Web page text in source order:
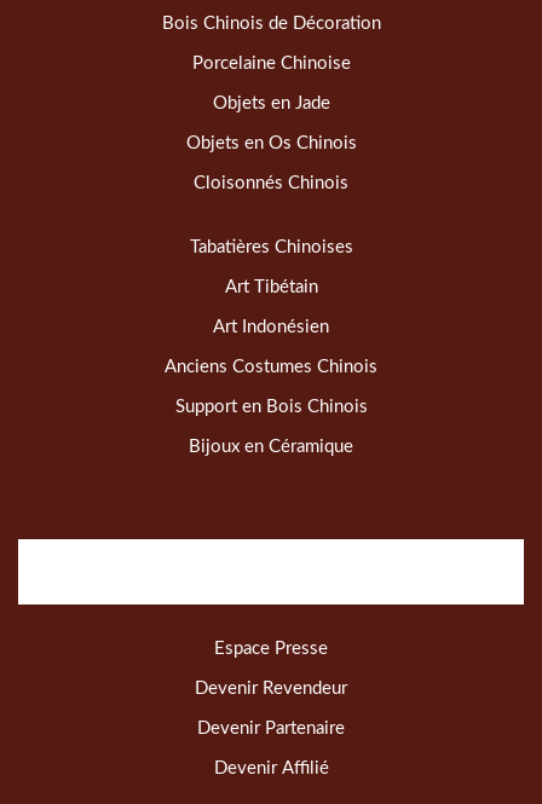
Bois Chinois de Décoration
Porcelaine Chinoise
Objets en Jade
Objets en Os Chinois
Cloisonnés Chinois
Tabatières Chinoises
Art Tibétain
Art Indonésien
Anciens Costumes Chinois
Support en Bois Chinois
Bijoux en Céramique
Espace Presse
Devenir Revendeur
Devenir Partenaire
Devenir Affilié